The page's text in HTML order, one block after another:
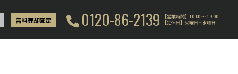
無料売却査定 0120-86-2139
【営業時間】10:00 〜 19:00
【定休日】火曜日・水曜日